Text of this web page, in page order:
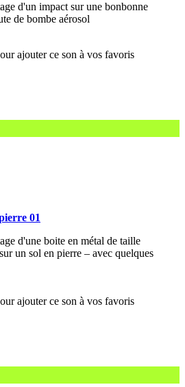
d'un impact sur une bonbonne
de bombe aérosol
01
d'une boite en métal de taille
un sol en pierre – avec quelques